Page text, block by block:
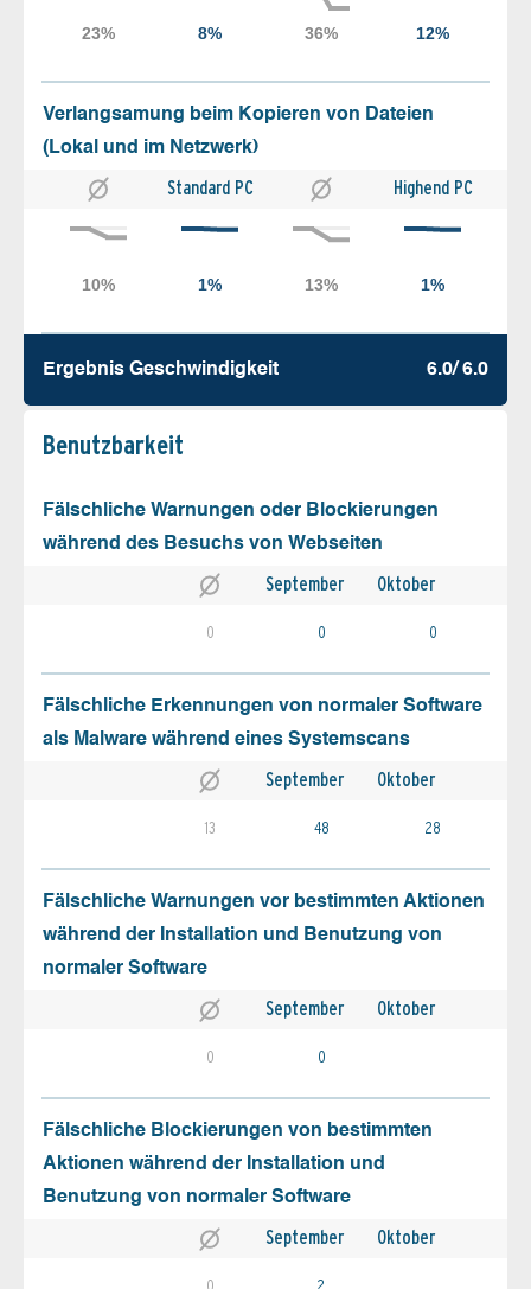
Verlangsamung beim Kopieren von Dateien
(Lokal und im Netzwerk)
Standard PC Highend PC
Ergebnis Geschw­indigkeit 6.0/ 6.0
Benutz­barkeit
Fälschliche Warnungen oder Blockierungen
während des Besuchs von Webseiten
September Oktober
0 0 0
Fälschliche Erkennungen von normaler Software
als Malware während eines Systemscans
September Oktober
13 48 28
Fälschliche Warnungen vor bestimmten Aktionen
während der Installation und Benutzung von
normaler Software
September Oktober
0 0
Fälschliche Blockierungen von bestimmten
Aktionen während der Installation und
Benutzung von normaler Software
September Oktober